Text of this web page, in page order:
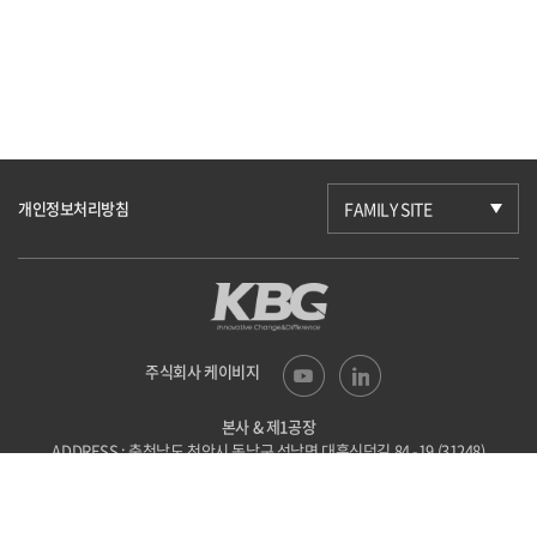
개인정보처리방침 FAMILY SITE
주식회사 케이비지
본사 & 제1공장
ADDRESS : 충청남도 천안시 동남구 성남면대흥신덕길 84 -19 (31248)